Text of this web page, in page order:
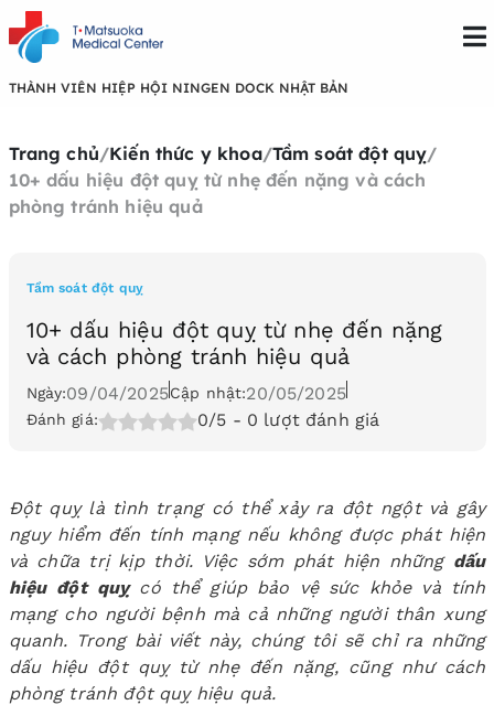
THÀNH VIÊN HIỆP HỘI NINGEN DOCK NHẬT BẢN
Trang chủ/Kiến thức y khoa/Tầm soát đột quỵ/
10+ dấu hiệu đột quỵ từ nhẹ đến nặng và cách
phòng tránh hiệu quả
Tầm soát đột quỵ
10+ dấu hiệu đột quỵ từ nhẹ đến nặng
và cách phòng tránh hiệu quả
Ngày:09/04/2025Cập nhật:20/05/2025
Đánh giá: 0/5 - 0 lượt đánh giá
Đột quỵ là tình trạng có thể xảy ra đột ngột và gây
nguy hiểm đến tính mạng nếu không được phát hiện
và chữa trị kịp thời. Việc sớm phát hiện những dấu
hiệu đột quỵ có thể giúp bảo vệ sức khỏe và tính
mạng cho người bệnh mà cả những người thân xung
quanh. Trong bài viết này, chúng tôi sẽ chỉ ra những
dấu hiệu đột quỵ từ nhẹ đến nặng, cũng như cách
phòng tránh đột quỵ hiệu quả.